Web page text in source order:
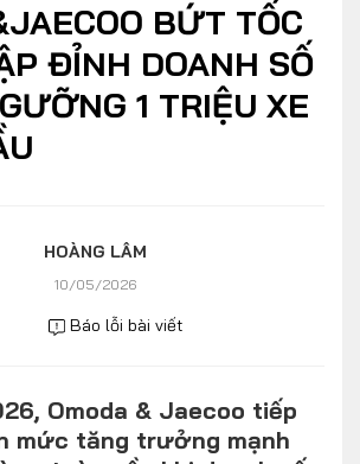
DOANH NGHIỆP
BỨT TỐC
ĐỈNH DOANH SỐ
1 TRIỆU XE
HOÀNG LÂM
10/05/2026
Báo lỗi bài viết
Omoda & Jaecoo tiếp
mức tăng trưởng mạnh